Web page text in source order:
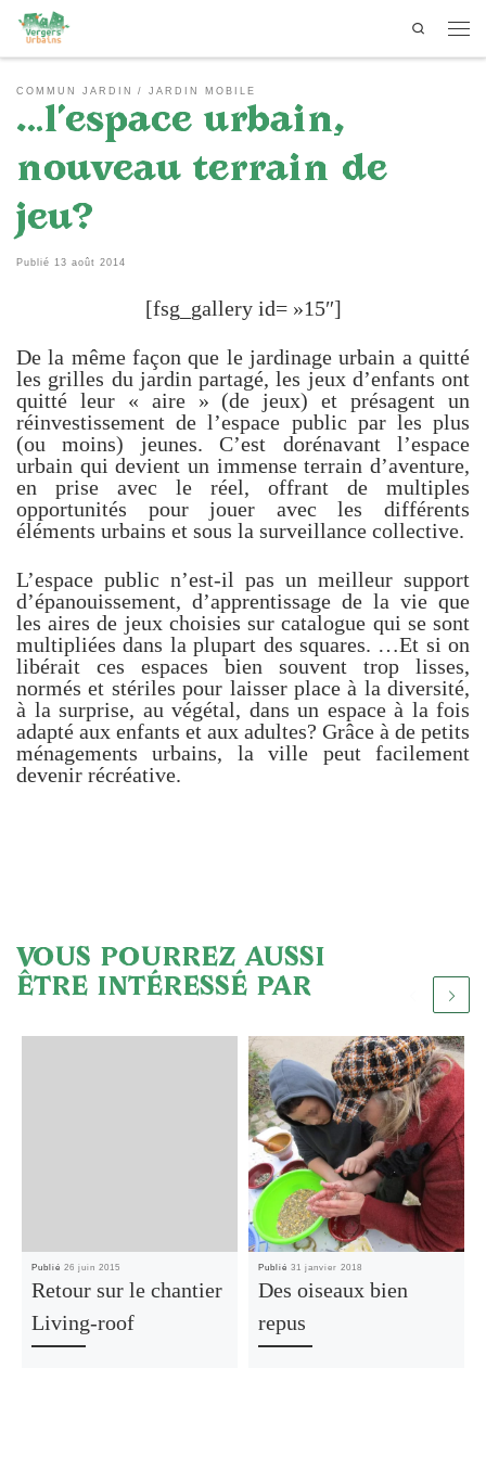
Passer au contenu
Search
COMMUN JARDIN JARDIN MOBILE
…l’espace urbain,
nouveau terrain de
jeu?
Publié 13 août 2014
[fsg_gallery id= »15″]
De la même façon que le jardinage urbain a quitté
les grilles du jardin partagé, les jeux d’enfants ont
quitté leur « aire » (de jeux) et présagent un
réinvestissement de l’espace public par les plus
(ou moins) jeunes. C’est dorénavant l’espace
urbain qui devient un immense terrain d’aventure,
en prise avec le réel, offrant de multiples
opportunités pour jouer avec les différents
éléments urbains et sous la surveillance collective.
L’espace public n’est-il pas un meilleur support
d’épanouissement, d’apprentissage de la vie que
les aires de jeux choisies sur catalogue qui se sont
multipliées dans la plupart des squares. …Et si on
libérait ces espaces bien souvent trop lisses,
normés et stériles pour laisser place à la diversité,
à la surprise, au végétal, dans un espace à la fois
adapté aux enfants et aux adultes? Grâce à de petits
ménagements urbains, la ville peut facilement
devenir récréative.
VOUS POURREZ AUSSI
ÊTRE INTÉRESSÉ PAR
Publié 26 juin 2015
Retour sur le chantier
Living-roof
Publié 31 janvier 2018
Des oiseaux bien
repus